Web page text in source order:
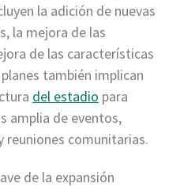
la adición de nuevas
la mejora de las
de las características
también implican
del estadio para
amplia de eventos,
reuniones comunitarias.
de la expansión